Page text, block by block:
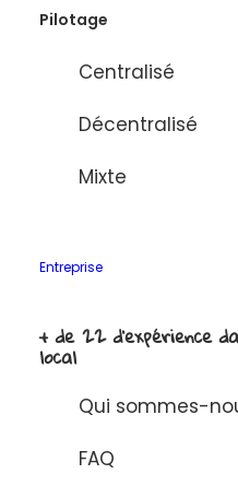
Pilotage
Centralisé
Décentralisé
Mixte
Entreprise
+ de 22 d'expérience
local
Qui sommes-
FAQ
La
personnalisation :